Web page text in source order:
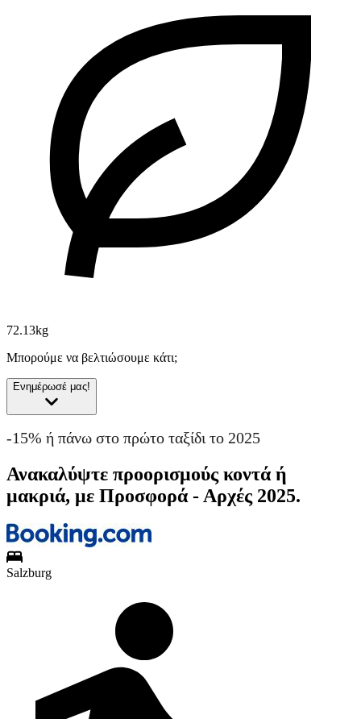
72.13kg
Μπορούμε να βελτιώσουμε κάτι;
Ενημέρωσέ μας!
-15% ή πάνω στο πρώτο ταξίδι το 2025
Ανακαλύψτε προορισμούς κοντά ή
μακριά, με Προσφορά - Αρχές 2025.
Salzburg